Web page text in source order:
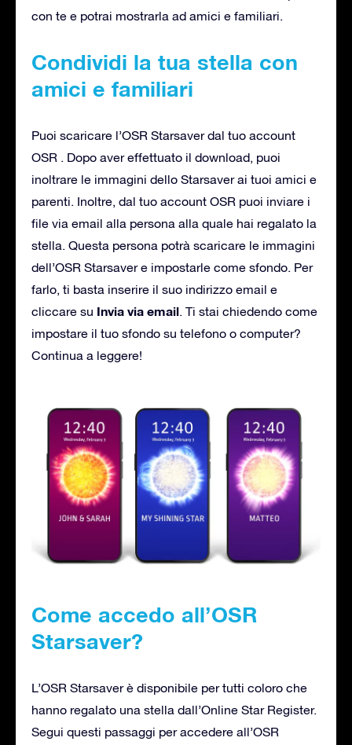
con te e potrai mostrarla ad amici e familiari.
Condividi la tua stella con
amici e familiari
Puoi scaricare l’OSR Starsaver dal tuo account
OSR . Dopo aver effettuato il download, puoi
inoltrare le immagini dello Starsaver ai tuoi amici e
parenti. Inoltre, dal tuo account OSR puoi inviare i
file via email alla persona alla quale hai regalato la
stella. Questa persona potrà scaricare le immagini
dell’OSR Starsaver e impostarle come sfondo. Per
farlo, ti basta inserire il suo indirizzo email e
cliccare su Invia via email. Ti stai chiedendo come
impostare il tuo sfondo su telefono o computer?
Continua a leggere!
Come accedo all’OSR
Starsaver?
L’OSR Starsaver è disponibile per tutti coloro che
hanno regalato una stella dall’Online Star Register.
Segui questi passaggi per accedere all’OSR